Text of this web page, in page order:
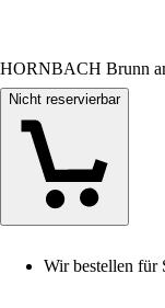
HORNBACH Brunn
Nicht reservierbar
Wir bestellen für